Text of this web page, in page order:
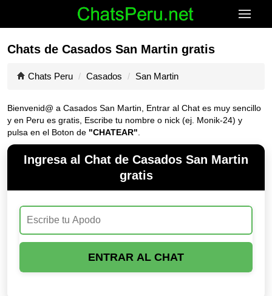
Chats de Casados San Martin gratis
Chats Peru Casados San Martin
Bienvenid@ a Casados San Martin, Entrar al Chat es muy sencillo
y en Peru es gratis, Escribe tu nombre o nick (ej. Monik-24) y
pulsa en el Boton de "CHATEAR"
Ingresa al Chat de Casados San Martin
gratis
ENTRAR AL CHAT